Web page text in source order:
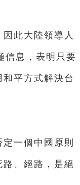
此大陸領導人
信息，表明只要
平方式解決台
一個中國原則
、絕路，是絕